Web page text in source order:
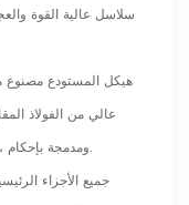
هيكل المستودع
عالي من الفولاذ
ومدمجة بإحكام ، ولها تأثير عزل حراري جيد ، وهي أنيقة وجميلة.
جميع الأجزاء